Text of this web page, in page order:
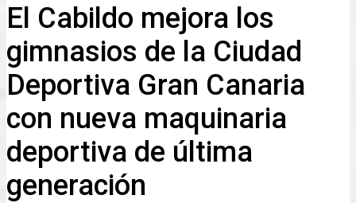
El Cabildo mejora los
gimnasios de la Ciudad
Deportiva Gran Canaria
con nueva maquinaria
deportiva de última
generación